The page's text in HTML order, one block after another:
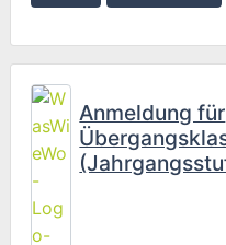
Anmeldung für